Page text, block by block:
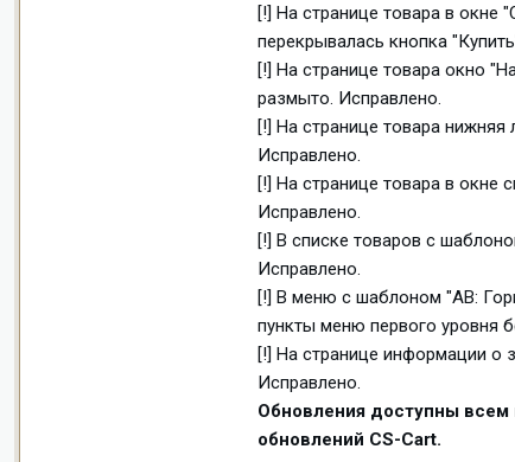
[!] На странице товара в окне
перекрывалась кнопка
[!] На странице товара окно
размыто. Исправлено.
[!] На странице товара нижняя
Исправлено.
[!] На странице товара в окне
Исправлено.
[!] В списке товаров с
Исправлено.
[!] В меню с шаблоном "AB:
пункты меню первого уровня
[!] На странице информации о
Исправлено.
Обновления доступны всем
обновлений CS-Cart.